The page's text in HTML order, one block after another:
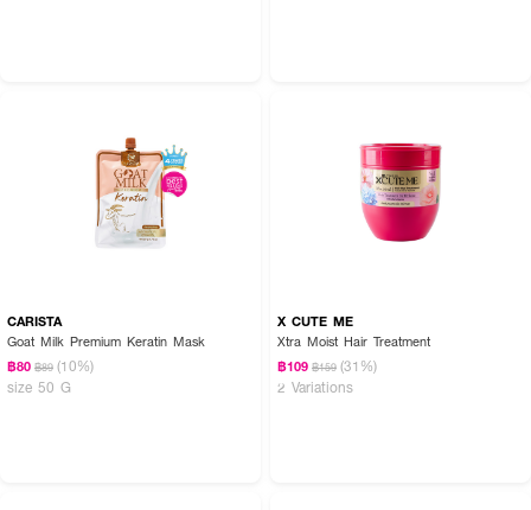
CARISTA
Goat Milk Premium Keratin Mask
฿80 ฿89 (10%)
size 50 G
X CUTE ME
Xtra Moist Hair Treatment
฿109 ฿159 (31%)
2 Variations